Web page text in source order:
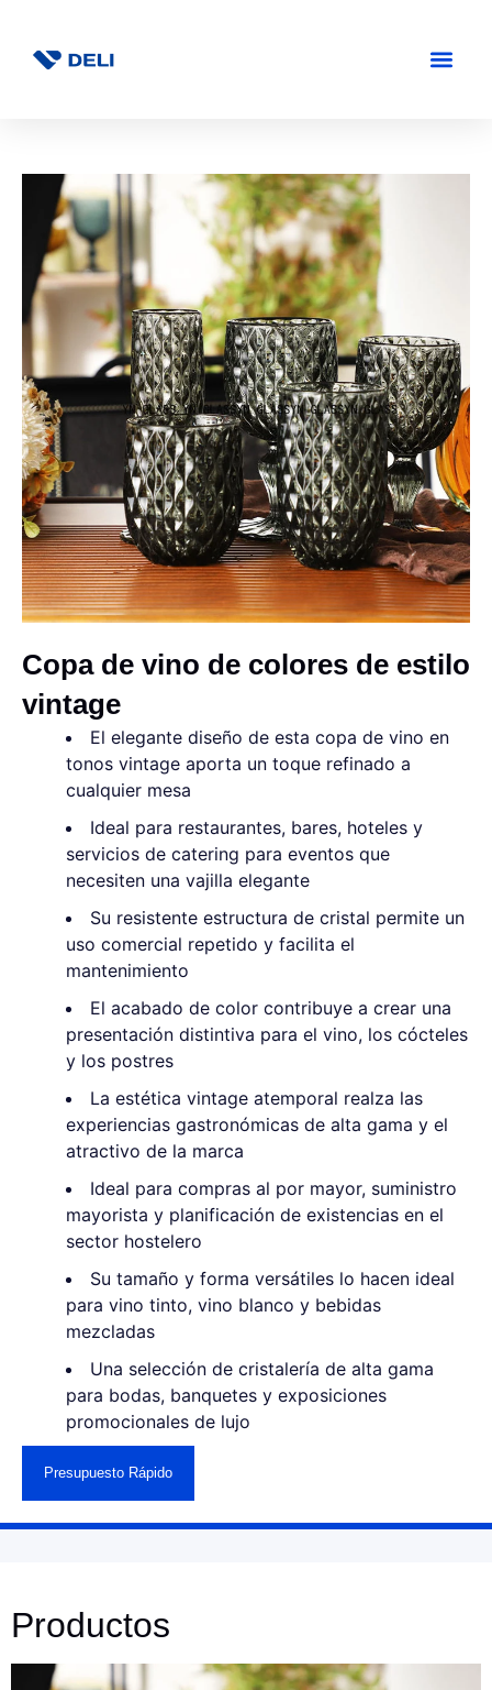
Copa de vino de colores de estilo
vintage
El elegante diseño de esta copa de vino en
tonos vintage aporta un toque refinado a
cualquier mesa
Ideal para restaurantes, bares, hoteles y
servicios de catering para eventos que
necesiten una vajilla elegante
Su resistente estructura de cristal permite un
uso comercial repetido y facilita el
mantenimiento
El acabado de color contribuye a crear una
presentación distintiva para el vino, los cócteles
y los postres
La estética vintage atemporal realza las
experiencias gastronómicas de alta gama y el
atractivo de la marca
Ideal para compras al por mayor, suministro
mayorista y planificación de existencias en el
sector hostelero
Su tamaño y forma versátiles lo hacen ideal
para vino tinto, vino blanco y bebidas
mezcladas
Una selección de cristalería de alta gama
para bodas, banquetes y exposiciones
promocionales de lujo
Presupuesto Rápido
Productos